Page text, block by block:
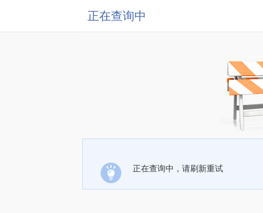
正在查询中
正在查询中，请刷新重试